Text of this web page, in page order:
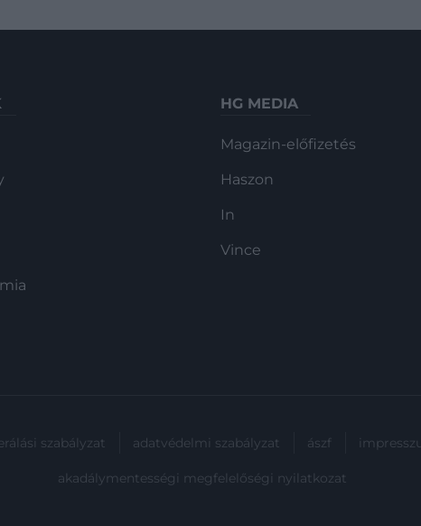
HG MEDIA
Magazin-előfizetés
Haszon
In
Vince
szabályzat adatvédelmi szabályzat ászf
akadálymentességi megfelelőségi nyilatkozat